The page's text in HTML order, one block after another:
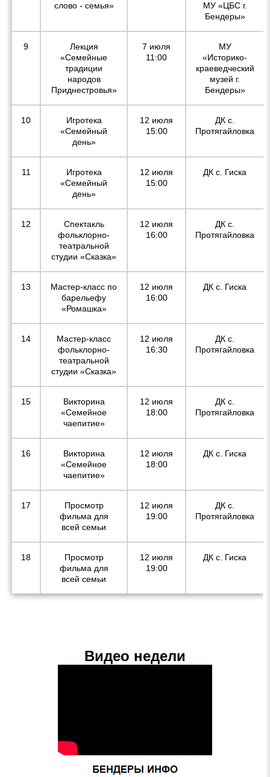
слово - семья»
МУ «ЦБС г.
Бендеры»
9
Лекция
«Семейные
традиции
народов
Приднестровья»
7 июля
11:00
МУ
«Историко-
краеведческий
музей г.
Бендеры»
10
Игротека
«Семейный
день»
12 июля
15:00
ДК с.
Протягайловка
11
Игротека
«Семейный
день»
12 июля
15:00
ДК с. Гиска
12
Спектакль
фольклорно-
театральной
студии «Сказка»
12 июля
16:00
ДК с.
Протягайловка
13
Мастер-класс по
барельефу
«Ромашка»
12 июля
16:00
ДК с. Гиска
14
Мастер-класс
фольклорно-
театральной
студии «Сказка»
12 июля
16:30
ДК с.
Протягайловка
15
Викторина
«Семейное
чаепитие»
12 июля
18:00
ДК с.
Протягайловка
16
Викторина
«Семейное
чаепитие»
12 июля
18:00
ДК с. Гиска
17
Просмотр
фильма для
всей семьи
12 июля
19:00
ДК с.
Протягайловка
18
Просмотр
фильма для
всей семьи
12 июля
19:00
ДК с. Гиска
Видео недели